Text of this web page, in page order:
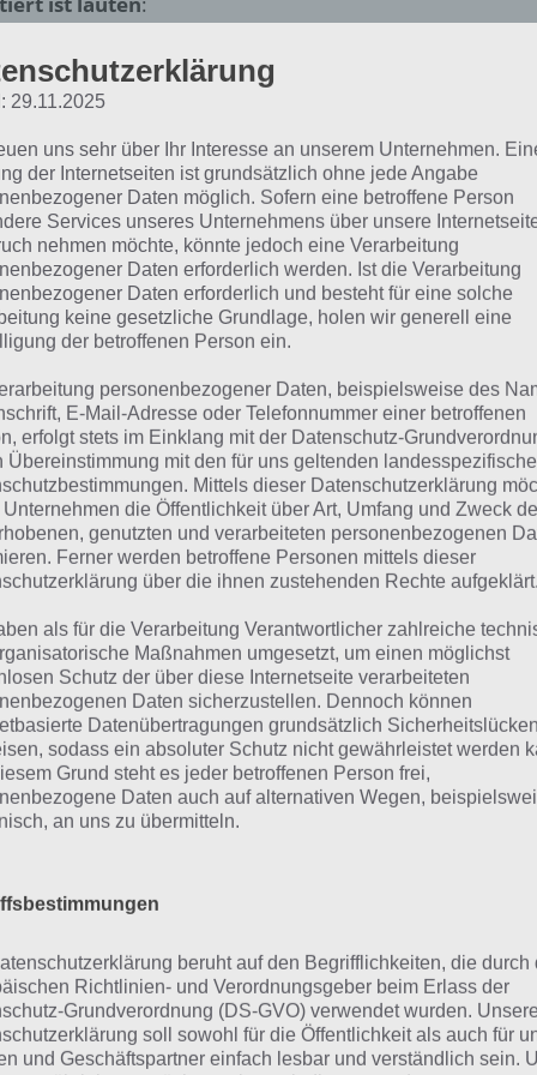
auf einem
frittiert ist: Lösung
findest du bereits die Lösung rund um Etwas auf
frittiert ist. Da die Reihenfolge bei jedem Spieler
exakte Level anzeigen, weshalb du über unsere
Sachverhalt die entsprechenden Antworten findest!
Weitere Lösungen zu 94% gesucht
Schaue inunsere Komplettlösung
schnell die Antworten und
Lösungen auch ohne unsere Hilfe, indem du in
jedoch begrenzt sind, hast du hier stets die
29.11.2025
uns sehr über Ihr Interesse an unserem Unternehmen.
der Internetseiten ist grundsätzlich ohne jede Angabe
Daten möglich. Sofern eine betroffene Person
Services unseres Unternehmens über unsere
nehmen möchte, könnte jedoch eine Verarbeitung
Daten erforderlich werden. Ist die Verarbeitung
Daten erforderlich und besteht für eine solche
keine gesetzliche Grundlage, holen wir generell eine
der betroffenen Person ein.
personenbezogener Daten, beispielsweise des
E-Mail-Adresse oder Telefonnummer einer betroffenen
erfolgt stets im Einklang mit der Datenschutz-
Übereinstimmung mit den für uns geltenden
Mittels dieser Datenschutzerklärung
Unternehmen die Öffentlichkeit über Art, Umfang und Zweck
genutzten und verarbeiteten personenbezogenen
Ferner werden betroffene Personen mittels dieser
über die ihnen zustehenden Rechte aufgeklärt.
als für die Verarbeitung Verantwortlicher zahlreiche
Maßnahmen umgesetzt, um einen möglichst
Schutz der über diese Internetseite verarbeiteten
Daten sicherzustellen. Dennoch können
Datenübertragungen grundsätzlich Sicherheitslücken
sodass ein absoluter Schutz nicht gewährleistet werden
Grund steht es jeder betroffenen Person frei,
Daten auch auf alternativen Wegen,
an uns zu übermitteln.
beruht auf den Begrifflichkeiten, die durch
Richtlinien- und Verordnungsgeber beim Erlass der
Grundverordnung (DS-GVO) verwendet wurden. Unsere
soll sowohl für die Öffentlichkeit als auch für
und Geschäftspartner einfach lesbar und verständlich sein.